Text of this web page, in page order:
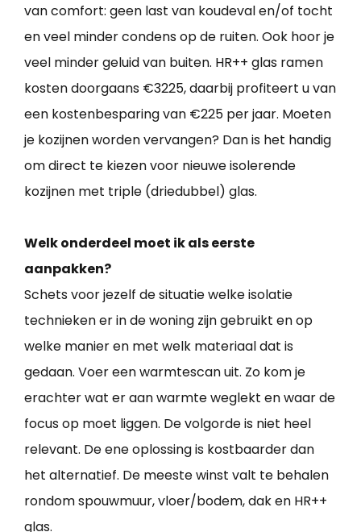
van comfort: geen last van koudeval en/of tocht
en veel minder condens op de ruiten. Ook hoor je
veel minder geluid van buiten. HR++ glas ramen
kosten doorgaans €3225, daarbij profiteert u van
een kostenbesparing van €225 per jaar. Moeten
je kozijnen worden vervangen? Dan is het handig
om direct te kiezen voor nieuwe isolerende
kozijnen met triple (driedubbel) glas.
Welk onderdeel moet ik als eerste
aanpakken?
Schets voor jezelf de situatie welke isolatie
technieken er in de woning zijn gebruikt en op
welke manier en met welk materiaal dat is
gedaan. Voer een warmtescan uit. Zo kom je
erachter wat er aan warmte weglekt en waar de
focus op moet liggen. De volgorde is niet heel
relevant. De ene oplossing is kostbaarder dan
het alternatief. De meeste winst valt te behalen
rondom spouwmuur, vloer/bodem, dak en HR++
glas.